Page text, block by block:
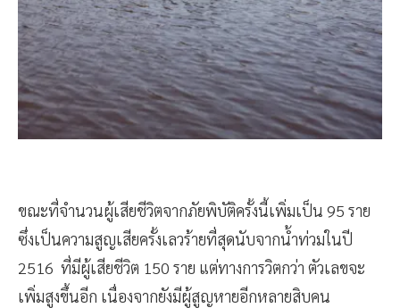
ขณะที่จำนวนผู้เสียชีวิตจากภัยพิบัติครั้งนี้เพิ่มเป็น 95 ราย
ซึ่งเป็นความสูญเสียครั้งเลวร้ายที่สุดนับจากน้ำท่วมในปี
2516 ที่มีผู้เสียชีวิต 150 ราย แต่ทางการวิตกว่า ตัวเลขจะ
เพิ่มสูงขึ้นอีก เนื่องจากยังมีผู้สูญหายอีกหลายสิบคน